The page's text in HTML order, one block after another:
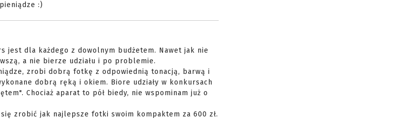
:)
jest dla każdego z dowolnym budżetem. Nawet jak nie
a nie bierze udziału i po problemie.
zrobi dobrą fotkę z odpowiednią tonacją, barwą i
dobrą ręką i okiem. Biore udziały w konkursach
Chociaż aparat to pół biedy, nie wspominam już o
zrobić jak najlepsze fotki swoim kompaktem za 600 zł.